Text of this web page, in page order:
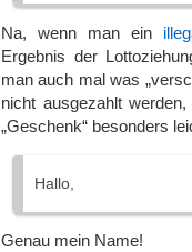
Na, wenn man ein
Ergebnis der
man auch mal was
nicht ausgezahlt
„Geschenk“ besonders
Hallo,
Genau mein Name!